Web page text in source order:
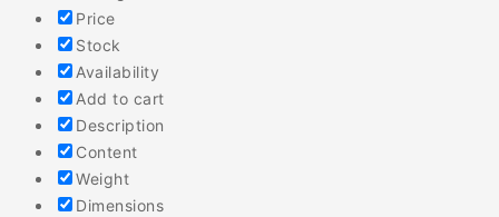
Price
Stock
Availability
Add to cart
Description
Content
Weight
Dimensions